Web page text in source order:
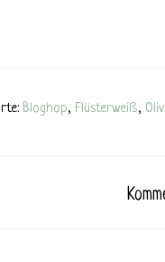
Bloghop, Flüsterweiß,